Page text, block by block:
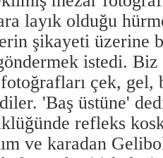
layık olduğu
şikayeti üzerine
istedi.
çek, gel,
'Baş üstüne'
refleks
ve karadan